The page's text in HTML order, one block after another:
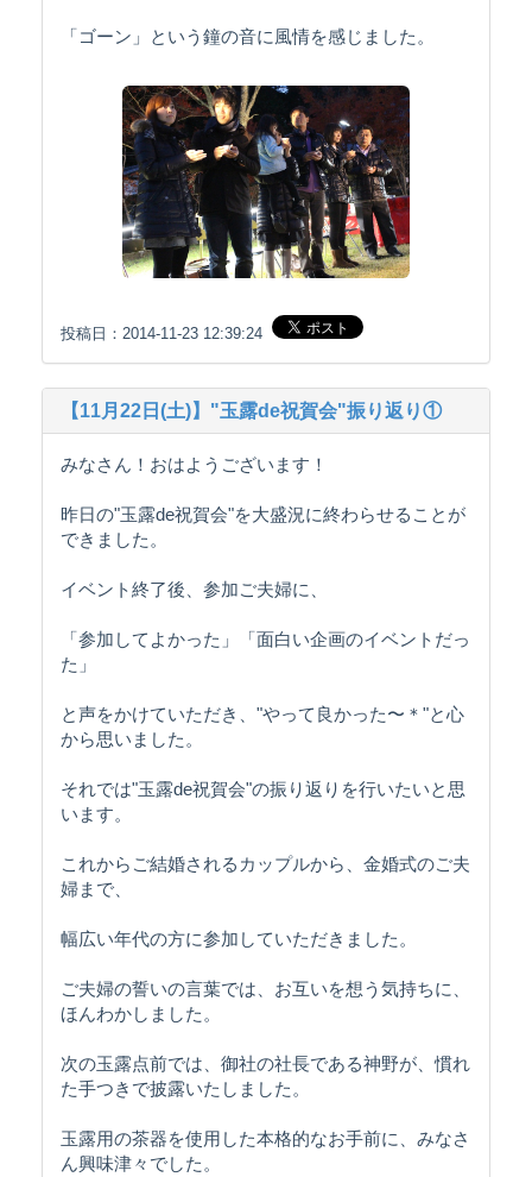
「ゴーン」という鐘の音に風情を感じました。
投稿日：2014-11-23 12:39:24
【11月22日(土)】"玉露de祝賀会"振り返り①
みなさん！おはようございます！
昨日の"玉露de祝賀会"を大盛況に終わらせることが
できました。
イベント終了後、参加ご夫婦に、
「参加してよかった」「面白い企画のイベントだっ
た」
と声をかけていただき、"やって良かった〜＊"と心
から思いました。
それでは"玉露de祝賀会"の振り返りを行いたいと思
います。
これからご結婚されるカップルから、金婚式のご夫
婦まで、
幅広い年代の方に参加していただきました。
ご夫婦の誓いの言葉では、お互いを想う気持ちに、
ほんわかしました。
次の玉露点前では、御社の社長である神野が、慣れ
た手つきで披露いたしました。
玉露用の茶器を使用した本格的なお手前に、みなさ
ん興味津々でした。